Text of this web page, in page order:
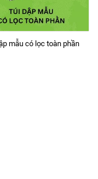
mẫu có lọc toàn phần